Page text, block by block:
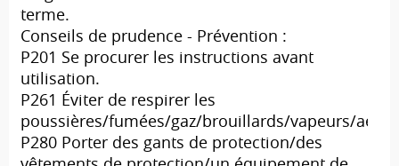
terme.
Conseils de prudence - Prévention :
P201 Se procurer les instructions avant
utilisation.
P261 Éviter de respirer les
poussières/fumées/gaz/brouillards/vapeurs/
P280 Porter des gants de protection/des